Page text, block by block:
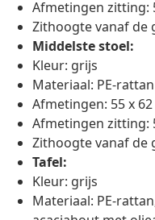
Afmetingen zitting:
Zithoogte vanaf de
Middelste stoel:
Kleur: grijs
Materiaal: PE-
Afmetingen: 55 x 62
Afmetingen zitting:
Zithoogte vanaf de
Tafel:
Kleur: grijs
Materiaal: PE-